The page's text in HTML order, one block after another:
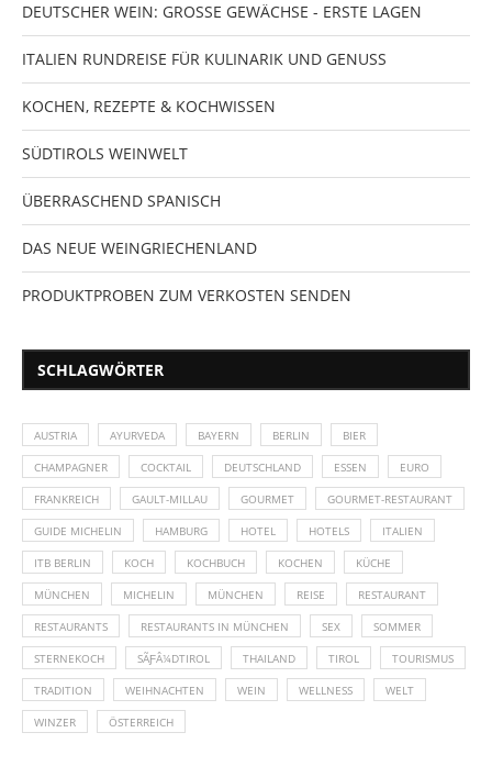
DEUTSCHER WEIN: GROSSE GEWÄCHSE - ERSTE LAGEN
ITALIEN RUNDREISE FÜR KULINARIK UND GENUSS
KOCHEN, REZEPTE & KOCHWISSEN
SÜDTIROLS WEINWELT
ÜBERRASCHEND SPANISCH
DAS NEUE WEINGRIECHENLAND
PRODUKTPROBEN ZUM VERKOSTEN SENDEN
SCHLAGWÖRTER
AUSTRIA AYURVEDA BAYERN BERLIN BIER
CHAMPAGNER COCKTAIL DEUTSCHLAND ESSEN EURO
FRANKREICH GAULT-MILLAU GOURMET GOURMET-RESTAURANT
GUIDE MICHELIN HAMBURG HOTEL HOTELS ITALIEN
ITB BERLIN KOCH KOCHBUCH KOCHEN KÜCHE
MÜNCHEN MICHELIN MÜNCHEN REISE RESTAURANT
RESTAURANTS RESTAURANTS IN MÜNCHEN SEX SOMMER
STERNEKOCH SÃƑÂ¼DTIROL THAILAND TIROL TOURISMUS
TRADITION WEIHNACHTEN WEIN WELLNESS WELT
WINZER ÖSTERREICH